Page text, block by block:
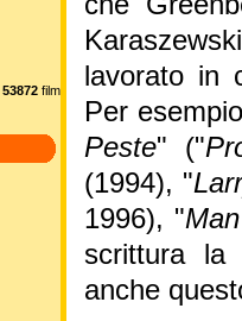
lavorato in
Per
Peste" ("
(1994), "
1996), "
scrittura la
anche
53872 film